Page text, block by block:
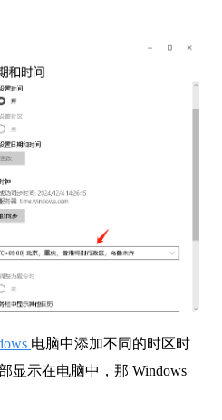
电脑中添加不同的时区时
显示在电脑中，那 Windows